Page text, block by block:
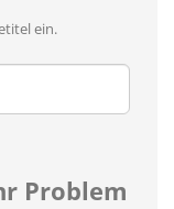
ein.
Problem